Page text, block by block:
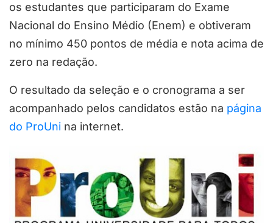
os estudantes que participaram do Exame
Nacional do Ensino Médio (Enem) e obtiveram
no mínimo 450 pontos de média e nota acima de
zero na redação.
O resultado da seleção e o cronograma a ser
acompanhado pelos candidatos estão na página
do ProUni na internet.